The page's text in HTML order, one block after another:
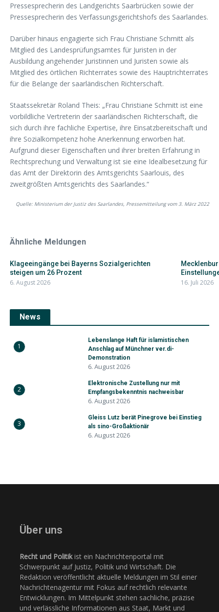
Pressesprecherin des Landgerichts Saarbrücken sowie der
Pressesprecherin des Verfassungsgerichtshofs des Saarlandes.
Darüber hinaus engagierte sich Frau Christiane Schmitt als
Mitglied des Landesprüfungsamtes für Juristen in der
Ausbildung angehender Juristinnen und Juristen sowie als
Mitglied des örtlichen Richterrates sowie des Hauptrichterrates
für die Belange der saarländischen Richterschaft.
Staatssekretär Roland Theis: „Frau Christiane Schmitt ist eine
vorbildliche Vertreterin der saarländischen Richterschaft, die
sich durch ihre fachliche Expertise, ihre Einsatzbereitschaft und
ihre Sozialkompetenz hohe Anerkennung erworben hat.
Aufgrund dieser Eigenschaften und ihrer breiten Erfahrung in
Rechtsprechung und Verwaltung ist sie eine Idealbesetzung für
das Amt der Direktorin des Amtsgerichts Saarlouis, des
zweitgrößten Amtsgerichts des Saarlandes.“
Quelle: Ministerium der Justiz des Saarlandes, Pressemitteilung vom 3. März 2022
Ähnliche Meldungen
Klageeingänge bei Bayerns Sozialgerichten
steigen um 26 Prozent
6. August 2026 16. Juli 2026
News
1
Lebenslange Haft für islamistischen
Anschlag auf Münchner ver.di-
Demonstration
6. August 2026
2
Elektronische Zustellung nur mit
Empfangsbekenntnis nachweisbar
6. August 2026
3
Gleiss Lutz berät Pinegrove bei Einstieg
als sino-Großaktionär
6. August 2026
Über uns
Recht und Politikist ein Nachrichtenportal mit
Schwerpunkt auf Justiz, Politik und Wirtschaft. Die
Redaktion veröffentlicht aktuelle Meldungen im Stil einer
Nachrichtenagentur mit Fokus auf rechtlich relevante
Entwicklungen. Im Mittelpunkt stehen sachliche, präzise
und verlässliche Informationen aus Staat, Markt und